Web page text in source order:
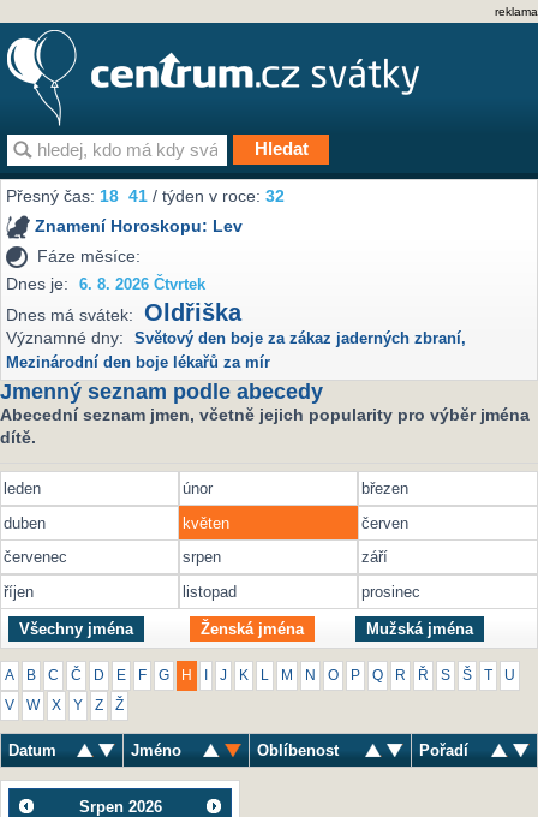
reklama
Přesný čas:18 41 / týden v roce:32
Znamení Horoskopu: Lev
Fáze měsíce:
Dnes je:
6. 8. 2026 Čtvrtek
Dnes má svátek: Oldřiška
Významné dny: Světový den boje za zákaz jaderných zbraní,
Mezinárodní den boje lékařů za mír
Jmenný seznam podle abecedy
Abecední seznam jmen, včetně jejich popularity pro výběr jména
dítě.
leden únor
březen
duben
květen
červen
červenec
srpen
září
říjen
listopad prosinec
Všechny jména Ženská jména Mužská jména
A B C Č D E F G H J K M N O P Q R Ř S Š U
V W X Y Z Ž
Datum Jméno Oblíbenost Pořadí
Srpen 2026